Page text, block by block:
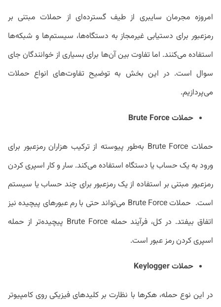
امروزه مجرمان سایبری از طیف گسترده‌ای از حملات مبتنی بر
رمزعبور برای دستیابی غیرمجاز به دستگاه‌ها، سیستم‌ها و شبکه‌ها
استفاده می‌کنند. اما تفاوت بین آن‌ها برای بسیاری از خوانندگان جای
سوال است. در این بخش به توضیح تفاوت‌های انواع حملات
می‌پردازیم.
حملات Brute Force
حملات Brute Force به‌طور پیوسته از ترکیب هزاران رمزعبور برای
ورود به یک حساب یا دستگاه استفاده می‌کند. سار و کار اسپری کردن
رمزعبور مبتنی بر استفاده از یک رمزعبور برای چند حساب یا سیستم
است. حملات Brute Force می‌تواند حتی با رم عبورهای پیچیده نیز
اتفاق بیفتد. در کل، فرآیند حمله Brute Force پیچیده‌تر از حمله
اسپری کردن رمز عبور است.
حملات Keylogger
در این نوع حمله، هکرها با نظارت بر کلیدهای فیزیکی روی کامپیوتر